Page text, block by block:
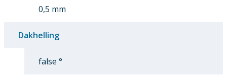
0,5 mm
Dakhelling
false °